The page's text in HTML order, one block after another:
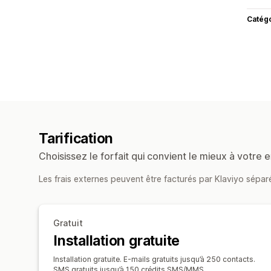
Tarification
Choisissez le forfait qui convient le mieux à votre
Les frais externes peuvent être facturés par Klaviyo
Gratuit
Installation gratuite
Installation gratuite. E-mails gratuits jusqu’à 250 contacts.